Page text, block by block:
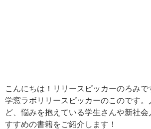
こんにちは！リリースピッカーのろみで
学窓ラボリリースピッカーのこのです。
ど、悩みを抱えている学生さんや新社
すすめの書籍をご紹介します！